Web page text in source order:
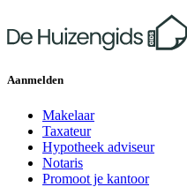
Aanmelden
Makelaar
Taxateur
Hypotheek adviseur
Notaris
Promoot je kantoor